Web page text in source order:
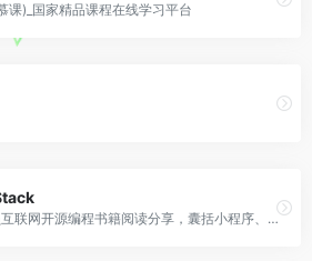
课)_国家精品课程在线学习平台
书栈网，IT程序员互联网开源编程书籍阅读分享，囊括小程序、前端、后端、移动端、云计算、大数据、区块链、机器学习、人工智能和面试笔试等相关书籍，助你【码】力十足！